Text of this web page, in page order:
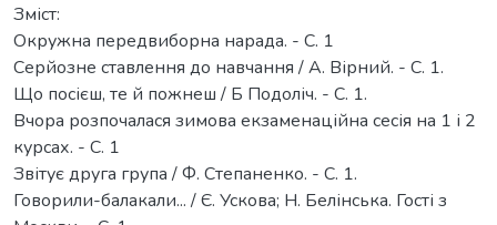
Зміст:
Окружна передвиборна нарада. - С. 1
Серйозне ставлення до навчання / А. Вірний. - С. 1.
Що посієш, те й пожнеш / Б Подоліч. - С. 1.
Вчора розпочалася зимова екзаменаційна сесія на 1 і 2
курсах. - С. 1
Звітує друга група / Ф. Степаненко. - С. 1.
Говорили-балакали... / Є. Ускова; Н. Белінська. Гості з